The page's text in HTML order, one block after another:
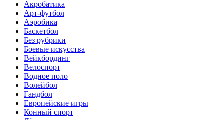
Акробатика
Арт-футбол
Аэробика
Баскетбол
Без рубрики
Боевые искусства
Вейкбординг
Велоспорт
Водное поло
Волейбол
Гандбол
Европейские игры
Конный спорт